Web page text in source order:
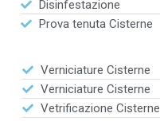
Disinfestazione
Prova tenuta Cisterne
Verniciature Cisterne
Verniciature Cisterne
Vetrificazione Cisterne